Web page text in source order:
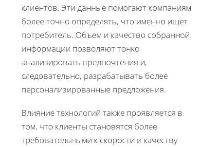
клиентов. Эти данные помогают компаниям
более точно определять, что именно ищет
потребитель. Объем и качество собранной
информации позволяют тонко
анализировать предпочтения и,
следовательно, разрабатывать более
персонализированные предложения.
Влияние технологий также проявляется в
том, что клиенты становятся более
требовательными к скорости и качеству